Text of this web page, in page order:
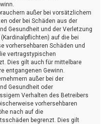
außer bei vorsätzlichem
oder bei Schäden aus der
Gesundheit und der Verletzung
auf die bei
vorhersehbaren Schäden und
vertragstypischen
Dies gilt auch für mittelbare
entgangenen Gewinn.
außer bei der
Gesundheit oder
Verhalten des Betreibers
vorhersehbaren
nach auf die
begrenzt. Dies gilt